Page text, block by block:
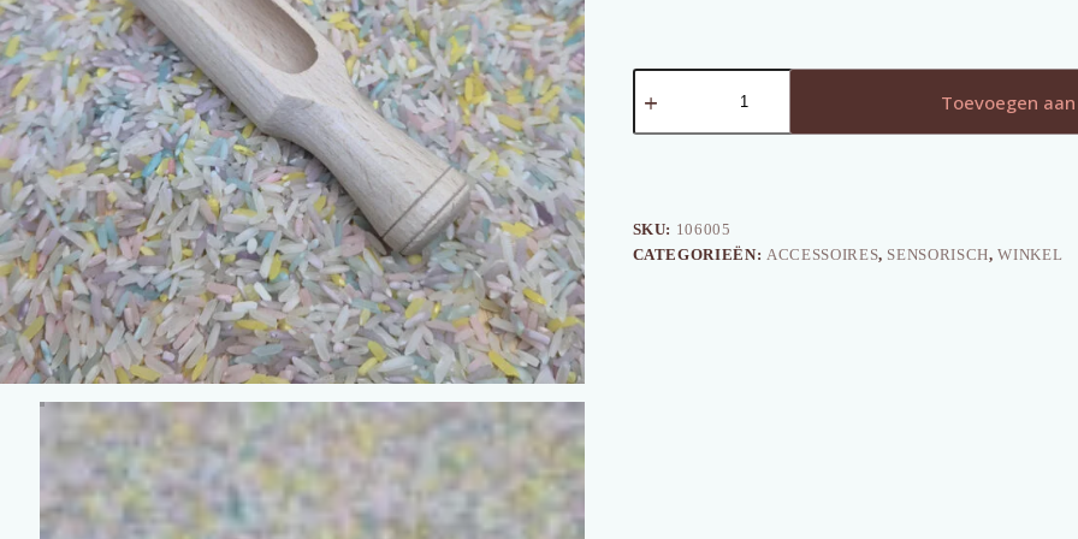
Houten
Kruidenschepje
aantal
Toevoegen
SKU: 106005
CATEGORIEËN: ACCESSOIRES, SENSORISCH,WINKEL